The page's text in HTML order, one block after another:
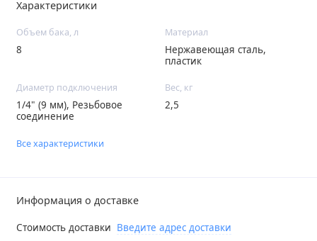
Характеристики
Объем бака, л
8
Материал
Нержавеющая сталь,
пластик
Диаметр подключения
1/4" (9 мм), Резьбовое
соединение
Вес, кг
2,5
Все характеристики
Информация о доставке
Стоимость доставки Введите адрес доставки